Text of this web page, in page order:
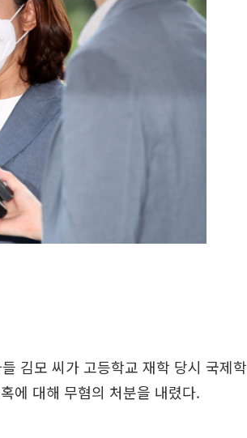
김모 씨가 고등학교 재학 당시 국제학
에 대해 무혐의 처분을 내렸다.